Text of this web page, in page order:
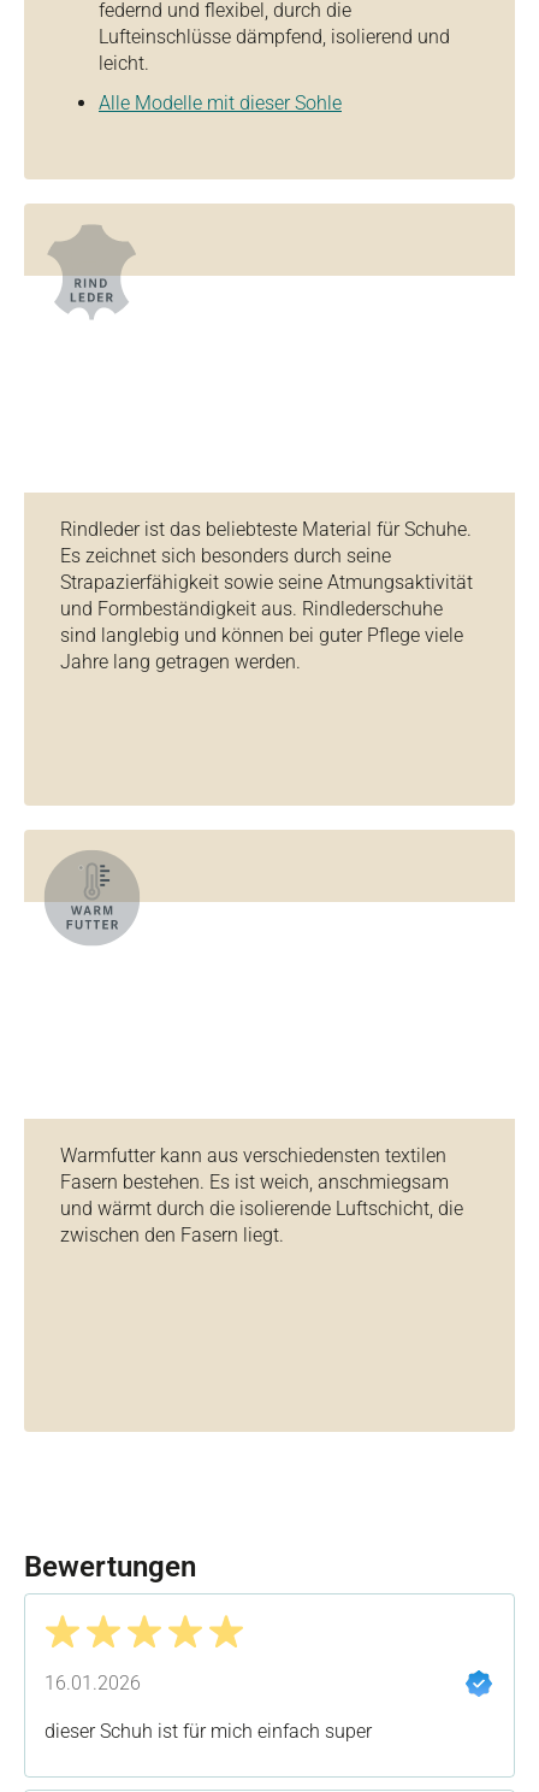
federnd und flexibel, durch die
Lufteinschlüsse dämpfend, isolierend und
leicht.
Alle Modelle mit dieser Sohle
Rindleder ist das beliebteste Material für Schuhe.
Es zeichnet sich besonders durch seine
Strapazierfähigkeit sowie seine Atmungsaktivität
und Formbeständigkeit aus. Rindlederschuhe
sind langlebig und können bei guter Pflege viele
Jahre lang getragen werden.
Warmfutter kann aus verschiedensten textilen
Fasern bestehen. Es ist weich, anschmiegsam
und wärmt durch die isolierende Luftschicht, die
zwischen den Fasern liegt.
Bewertungen
16.01.2026
dieser Schuh ist für mich einfach super